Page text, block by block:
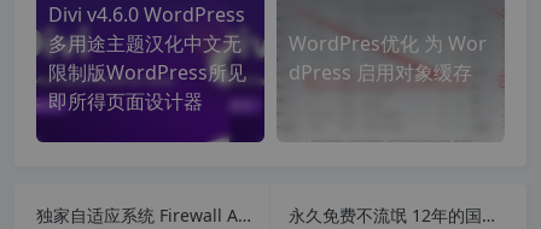
Divi v4.6.0 WordPress
多用途主题汉化中文无
限制版WordPress所见
即所得页面设计器
WordPres优化 为 Wor
dPress 启用对象缓存
独家自适应系统 Firewall App Blocker v1.9 中文版 一键禁止程序联网 系统自带防火墙配置软件 批量配置本地防火墙
永久免费不流氓 12年的国产良心软件 PDF补丁丁 V1.0.0.4187